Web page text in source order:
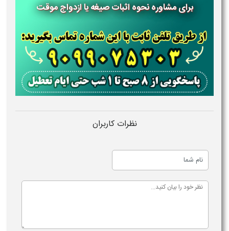
برای مشاوره نحوه اثبات صیغه یا ازدواج موقت
نظرات کاربران